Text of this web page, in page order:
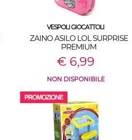
VESPOLI GIOCATTOLI
ZAINO ASILO LOL SURPRISE
PREMIUM
€ 6,99
NON DISPONIBILE